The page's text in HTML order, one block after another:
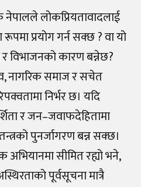
नेपालले लोकप्रियतावादलाई
प्रयोग गर्न सक्छ ? वा यो
र विभाजनको कारण बन्नेछ?
नागरिक समाज र सचेत
निर्भर छ। यदि
र जन–जवाफदेहितामा
पुनर्जागरण बन्न सक्छ।
सीमित रह्यो भने,
पूर्वसूचना मात्रै